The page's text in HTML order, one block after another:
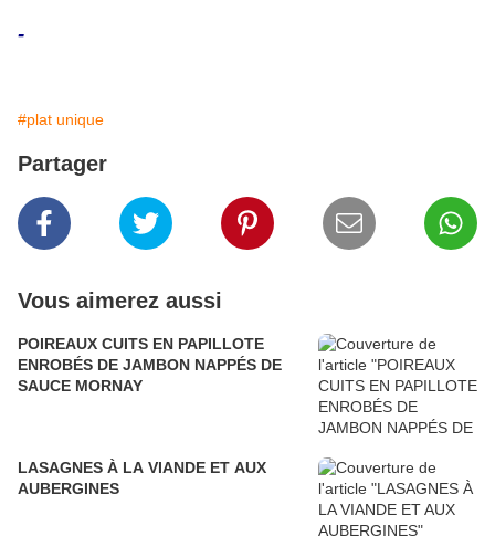
-
#plat unique
Partager
Vous aimerez aussi
POIREAUX CUITS EN PAPILLOTE
ENROBÉS DE JAMBON NAPPÉS DE
SAUCE MORNAY
LASAGNES À LA VIANDE ET AUX
AUBERGINES